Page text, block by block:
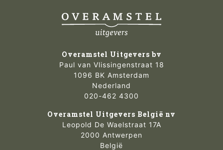
Overamstel Uitgevers bv
Paul van Vlissingenstraat 18
1096 BK Amsterdam
Nederland
020-462 4300
Overamstel Uitgevers België nv
Leopold De Waelstraat 17A
2000 Antwerpen
België